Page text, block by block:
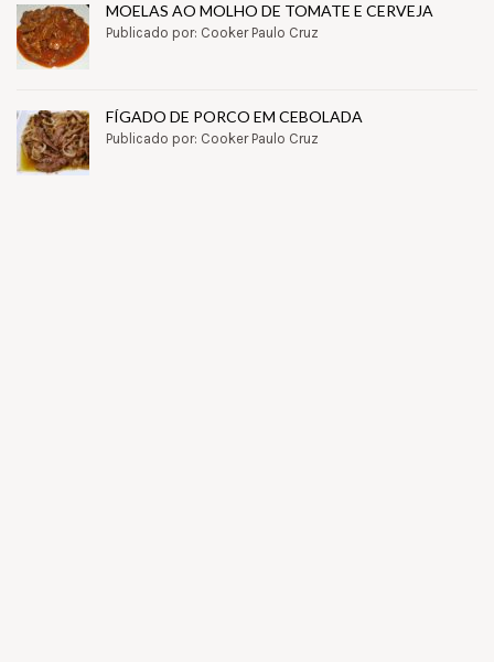
MOELAS AO MOLHO DE TOMATE E CERVEJA
Publicado por: Cooker Paulo Cruz
FÍGADO DE PORCO EM CEBOLADA
Publicado por: Cooker Paulo Cruz